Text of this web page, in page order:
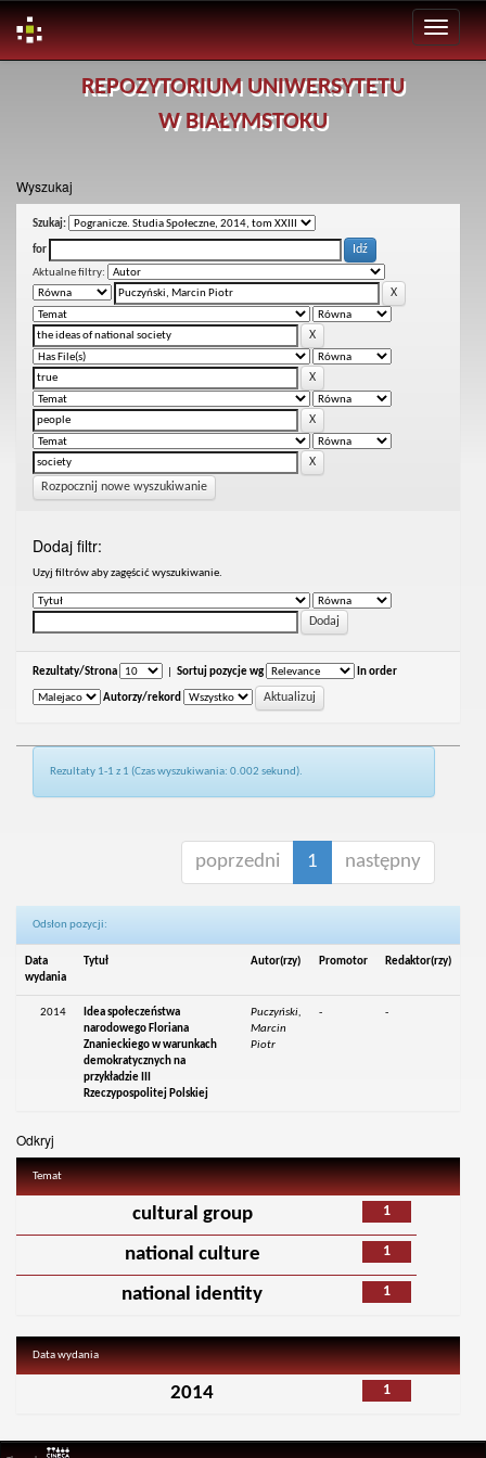
REPOZYTORIUM UNIWERSYTETU
W BIAŁYMSTOKU
Wyszukaj
Szukaj:
for
Aktualne filtry:
Rozpocznij nowe wyszukiwanie
Dodaj filtr:
Uzyj filtrów aby zagęścić wyszukiwanie.
Rezultaty/Strona Sortuj pozycje wg In order
Autorzy/rekord
Rezultaty 1-1 z 1 (Czas wyszukiwania: 0.002 sekund).
poprzedni 1 następny
Odsłon pozycji:
Data
wydania
Tytuł Autor(rzy) Promotor Redaktor(rzy)
2014
Idea społeczeństwa
narodowego Floriana
Znanieckiego w warunkach
demokratycznych na
przykładzie III
Rzeczypospolitej Polskiej
Puczyński,
Marcin
Piotr
- -
Odkryj
Temat
1
cultural group
1
national culture
1
national identity
Data wydania
1
2014